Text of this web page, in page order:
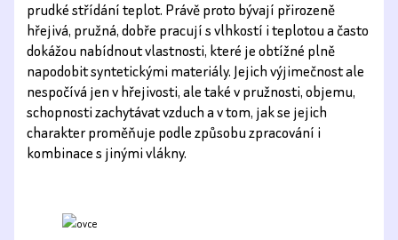
prudké střídání teplot. Právě proto bývají přirozeně
hřejivá, pružná, dobře pracují s vlhkostí i teplotou a často
dokážou nabídnout vlastnosti, které je obtížné plně
napodobit syntetickými materiály. Jejich výjimečnost ale
nespočívá jen v hřejivosti, ale také v pružnosti, objemu,
schopnosti zachytávat vzduch a v tom, jak se jejich
charakter proměňuje podle způsobu zpracování i
kombinace s jinými vlákny.